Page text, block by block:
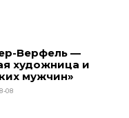
Верфель —
художница и
мужчин»
08